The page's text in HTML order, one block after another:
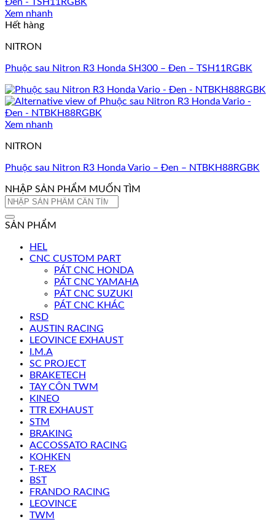
Xem nhanh
Hết hàng
NITRON
Phuộc sau Nitron R3 Honda SH300 – Đen – TSH11RGBK
Xem nhanh
NITRON
Phuộc sau Nitron R3 Honda Vario – Đen – NTBKH88RGBK
NHẬP SẢN PHẨM MUỐN TÌM
Tìm
SẢN PHẨM
HEL
CNC CUSTOM PART
PÁT CNC HONDA
PÁT CNC YAMAHA
PÁT CNC SUZUKI
PÁT CNC KHÁC
RSD
AUSTIN RACING
LEOVINCE EXHAUST
I.M.A
SC PROJECT
BRAKETECH
TAY CÔN TWM
KINEO
TTR EXHAUST
STM
BRAKING
ACCOSSATO RACING
KOHKEN
T-REX
BST
FRANDO RACING
LEOVINCE
TWM